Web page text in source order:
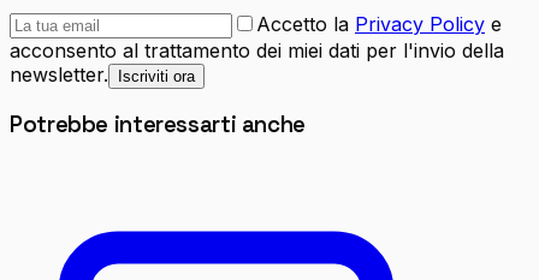
Accetto la Privacy Policy e
acconsento al trattamento dei miei dati per l'invio della
newsletter.
Iscriviti ora
Potrebbe interessarti anche